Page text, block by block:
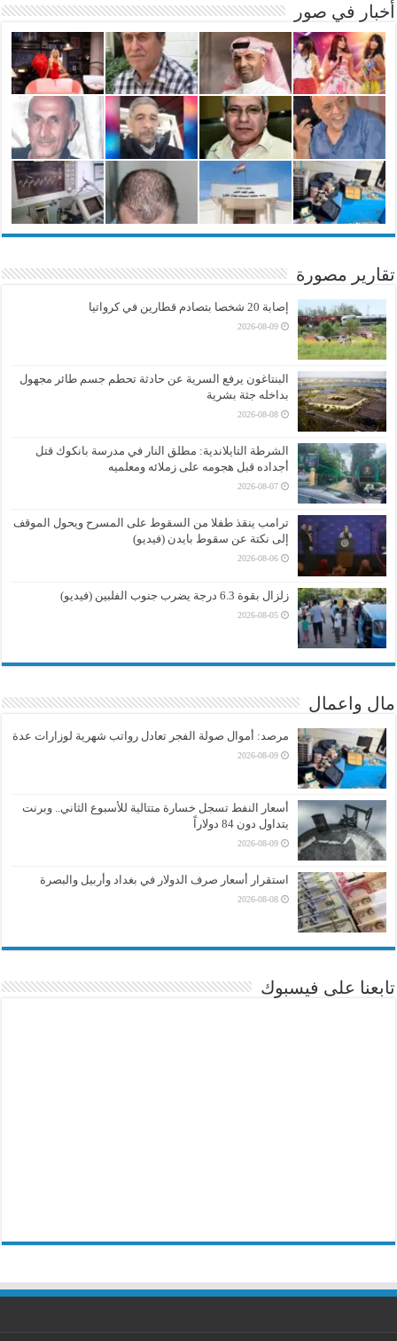
أخبار في صور
تقارير مصورة
إصابة 20 شخصا بتصادم قطارين في كرواتيا
2026-08-09
البنتاغون يرفع السرية عن حادثة تحطم جسم طائر مجهول
بداخله جثة بشرية
2026-08-08
الشرطة التايلاندية: مطلق النار في مدرسة بانكوك قتل
أجداده قبل هجومه على زملائه ومعلميه
2026-08-07
ترامب ينقذ طفلا من السقوط على المسرح ويحول الموقف
إلى نكتة عن سقوط بايدن (فيديو)
2026-08-06
زلزال بقوة 6.3 درجة يضرب جنوب الفلبين (فيديو)
2026-08-05
مال واعمال
مرصد: أموال صولة الفجر تعادل رواتب شهرية لوزارات عدة
2026-08-09
أسعار النفط تسجل خسارة متتالية للأسبوع الثاني.. وبرنت
يتداول دون 84 دولاراً
2026-08-09
استقرار أسعار صرف الدولار في بغداد وأربيل والبصرة
2026-08-08
تابعنا على فيسبوك